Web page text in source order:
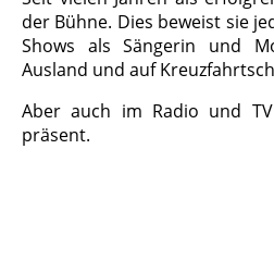
der Bühne. Dies beweist sie
Shows als Sängerin und
Ausland und auf
Aber auch im Radio und
präsent.